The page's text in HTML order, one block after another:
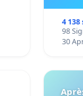
4
98
30